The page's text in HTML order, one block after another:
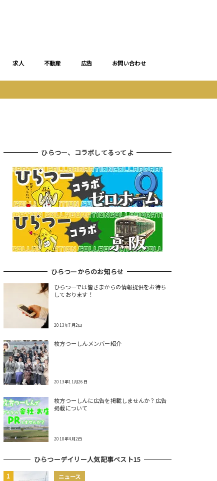
求人 不動産 広告 お問い合わせ
ひらつー、コラボしてるってよ
ひらつーからのお知らせ
ひらつーでは皆さまからの情報提供をお待ち
しております！
2013年7月2日
枚方つーしんメンバー紹介
2013年11月26日
枚方つーしんに広告を掲載しませんか？広告
掲載について
2010年4月2日
ひらつーデイリー人気記事ベスト15
ニュース